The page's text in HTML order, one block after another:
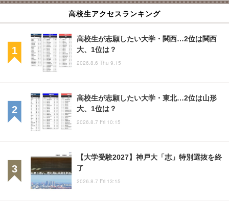
高校生アクセスランキング
高校生が志願したい大学・関西…2位は関西
大、1位は？
2026.8.6 Thu 9:15
高校生が志願したい大学・東北…2位は山形
大、1位は？
2026.8.7 Fri 10:15
【大学受験2027】神戸大「志」特別選抜を終
了
2026.8.7 Fri 13:15